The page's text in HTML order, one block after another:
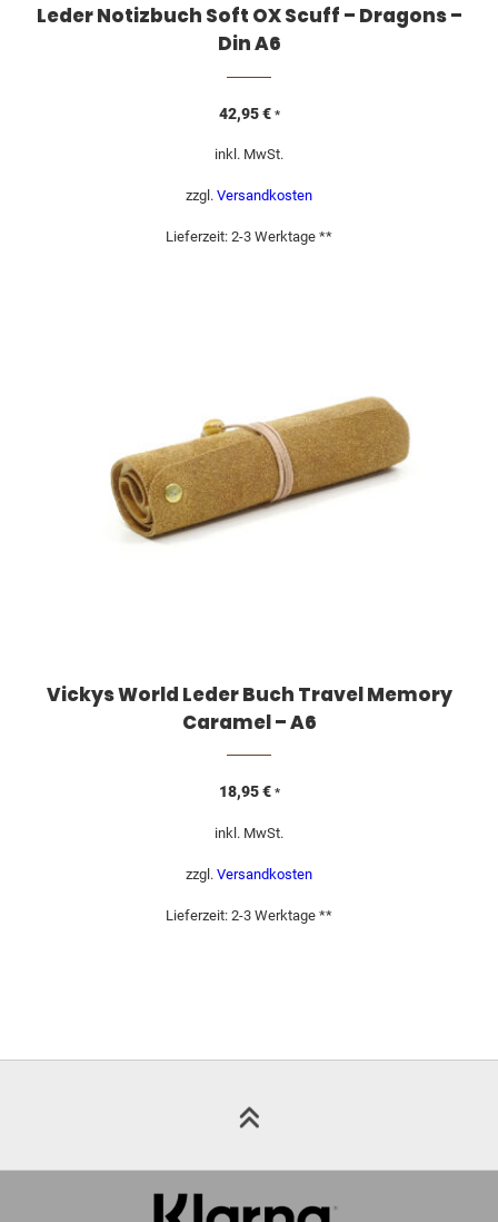
Leder Notizbuch Soft OX Scuff – Dragons –
Din A6
42,95€ *
inkl. MwSt.
zzgl. Versandkosten
Lieferzeit: 2-3 Werktage **
Vickys World Leder Buch Travel Memory
Caramel – A6
18,95€ *
inkl. MwSt.
zzgl. Versandkosten
Lieferzeit: 2-3 Werktage **